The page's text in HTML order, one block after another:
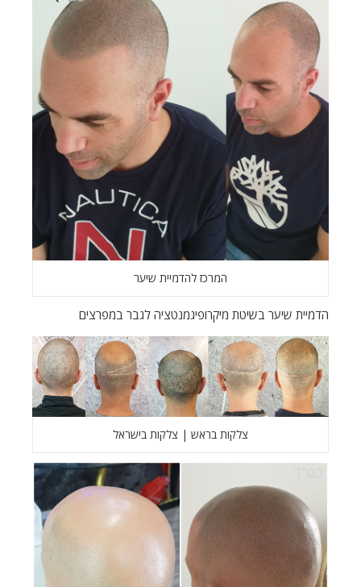
המרכז להדמיית שיער
הדמיית שיער בשיטת מיקרופיגמנטציה לגבר במפרצים
צלקות בראש | צלקות בישראל